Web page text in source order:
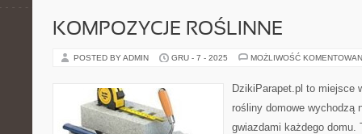
KOMPOZYCJE ROŚLINNE
POSTED BY ADMIN GRU - 7 - 2025 MOŻLIWOŚĆ
DzikiParapet.pl to miejsce
rośliny domowe wychodzą
gwiazdami każdego